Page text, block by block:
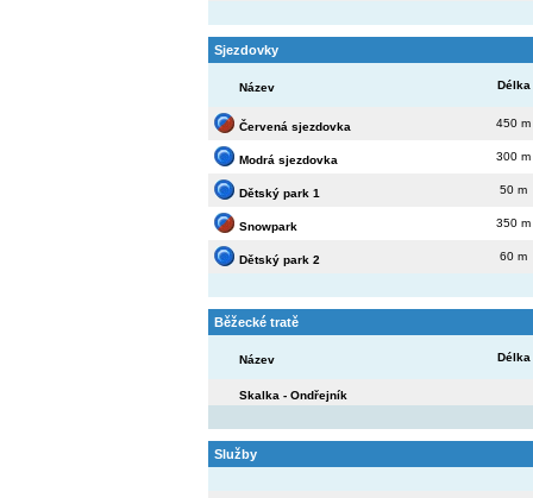
Sjezdovky
Název Délka
Červená sjezdovka 450 m
Modrá sjezdovka 300 m
Dětský park 1 50 m
Snowpark 350 m
Dětský park 2 60 m
Běžecké tratě
Název Délka
Skalka - Ondřejník
Služby